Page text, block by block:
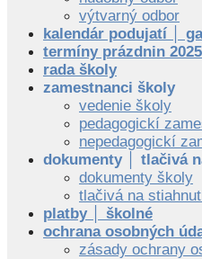
výtvarný odbor
kalendár podujatí │
termíny prázdnin
rada školy
zamestnanci školy
vedenie školy
pedagogickí
nepedagogickí
dokumenty │ tlačivá
dokumenty školy
tlačivá na
platby │ školné
ochrana osobných
zásady ochrany